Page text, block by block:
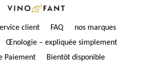
client FAQ
nos marques
Œnologie – expliquée simplement
Paiement
Bientôt disponible